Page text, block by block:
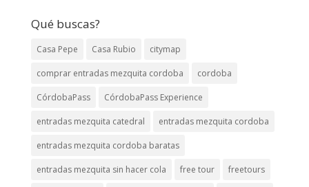
Qué buscas?
Casa Pepe Casa Rubio citymap
comprar entradas mezquita cordoba cordoba
CórdobaPass CórdobaPass Experience
entradas mezquita catedral entradas mezquita cordoba
entradas mezquita cordoba baratas
entradas mezquita sin hacer cola free tour freetours